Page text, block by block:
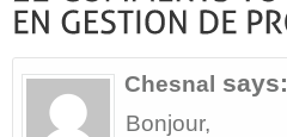
Chesnal says:
Bonjour,